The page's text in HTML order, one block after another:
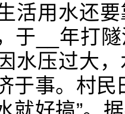
活用水还
于__年打
水压过大
于事。村